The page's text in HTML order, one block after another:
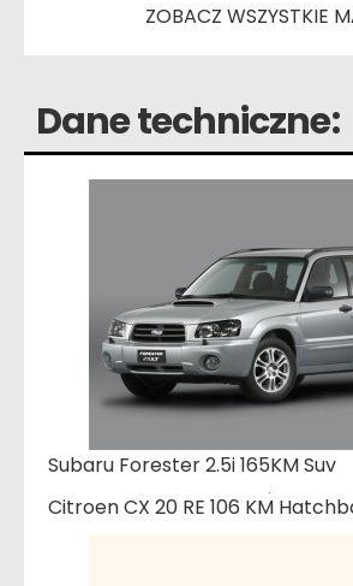
ZOBACZ WSZYSTKIE
Dane techniczne:
Subaru Forester 2.5i 165KM Suv
Citroen CX 20 RE 106 KM